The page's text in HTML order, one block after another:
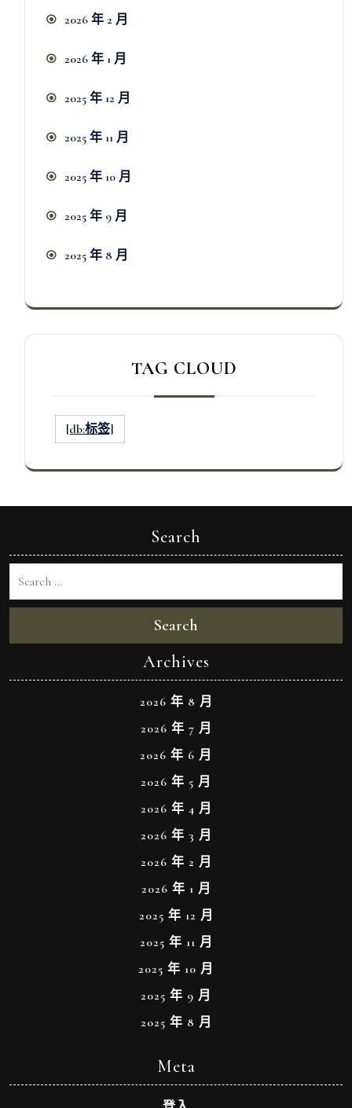
2026 年 2 月
2026 年 1 月
2025 年 12 月
2025 年 11 月
2025 年 10 月
2025 年 9 月
2025 年 8 月
TAG CLOUD
[db:标签]
Search
Search
Archives
2026 年 8 月
2026 年 7 月
2026 年 6 月
2026 年 5 月
2026 年 4 月
2026 年 3 月
2026 年 2 月
2026 年 1 月
2025 年 12 月
2025 年 11 月
2025 年 10 月
2025 年 9 月
2025 年 8 月
Meta